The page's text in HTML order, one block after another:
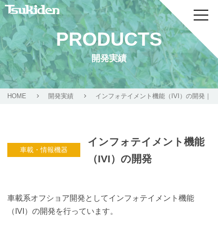
PRODUCTS
開発実績
HOME 開発実績 インフォテイメント機能（IVI）の開発｜
車載・情報機器
インフォテイメント機能
（IVI）の開発
車載系オフショア開発としてインフォテイメント機能
（IVI）の開発を行っています。